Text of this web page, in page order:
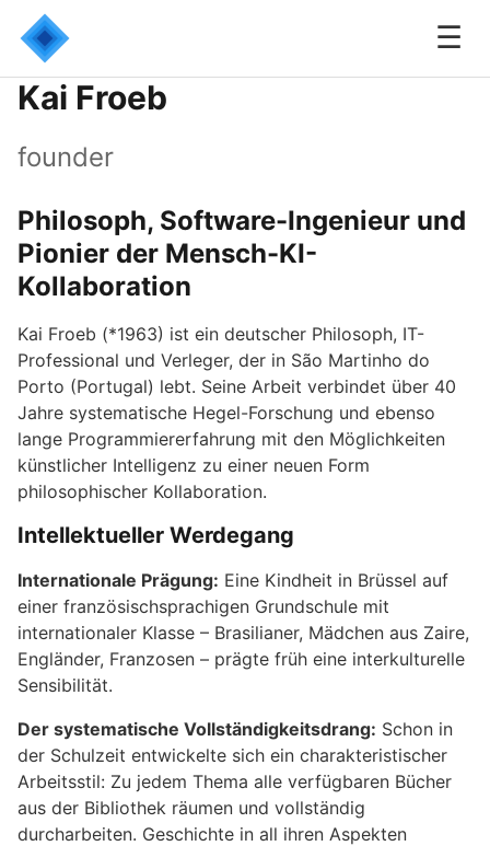
☰
Kai Froeb
founder
Philosoph, Software-Ingenieur und
Pionier der Mensch-KI-
Kollaboration
Kai Froeb (*1963) ist ein deutscher Philosoph, IT-
Professional und Verleger, der in São Martinho do
Porto (Portugal) lebt. Seine Arbeit verbindet über 40
Jahre systematische Hegel-Forschung und ebenso
lange Programmiererfahrung mit den Möglichkeiten
künstlicher Intelligenz zu einer neuen Form
philosophischer Kollaboration.
Intellektueller Werdegang
Internationale Prägung: Eine Kindheit in Brüssel auf
einer französischsprachigen Grundschule mit
internationaler Klasse – Brasilianer, Mädchen aus Zaire,
Engländer, Franzosen – prägte früh eine interkulturelle
Sensibilität.
Der systematische Vollständigkeitsdrang: Schon in
der Schulzeit entwickelte sich ein charakteristischer
Arbeitsstil: Zu jedem Thema alle verfügbaren Bücher
aus der Bibliothek räumen und vollständig
durcharbeiten. Geschichte in all ihren Aspekten